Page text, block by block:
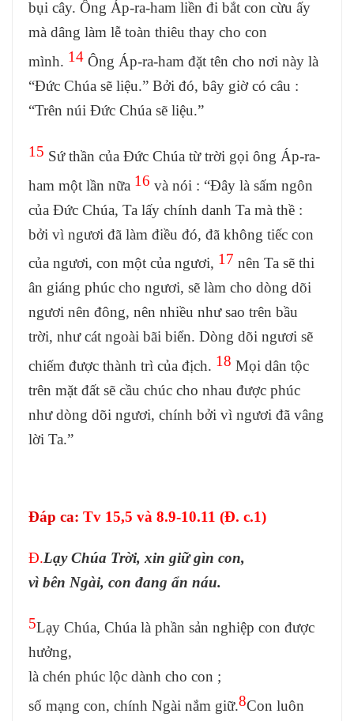
bụi cây. Ông Áp-ra-ham liền đi bắt con cừu ấy
mà dâng làm lễ toàn thiêu thay cho con
mình. 14 Ông Áp-ra-ham đặt tên cho nơi này là
“Đức Chúa sẽ liệu.” Bởi đó, bây giờ có câu :
“Trên núi Đức Chúa sẽ liệu.”
15 Sứ thần của Đức Chúa từ trời gọi ông Áp-ra-
ham một lần nữa 16 và nói : “Đây là sấm ngôn
của Đức Chúa, Ta lấy chính danh Ta mà thề :
bởi vì ngươi đã làm điều đó, đã không tiếc con
của ngươi, con một của ngươi, 17 nên Ta sẽ thi
ân giáng phúc cho ngươi, sẽ làm cho dòng dõi
ngươi nên đông, nên nhiều như sao trên bầu
trời, như cát ngoài bãi biển. Dòng dõi ngươi sẽ
chiếm được thành trì của địch. 18 Mọi dân tộc
trên mặt đất sẽ cầu chúc cho nhau được phúc
như dòng dõi ngươi, chính bởi vì ngươi đã vâng
lời Ta.”
Đáp ca: Tv 15,5 và 8.9-10.11 (Đ. c.1)
Đ.Lạy Chúa Trời, xin giữ gìn con,
vì bên Ngài, con đang ẩn náu.
5Lạy Chúa, Chúa là phần sản nghiệp con được
hưởng,
là chén phúc lộc dành cho con ;
số mạng con, chính Ngài nắm giữ.8Con luôn